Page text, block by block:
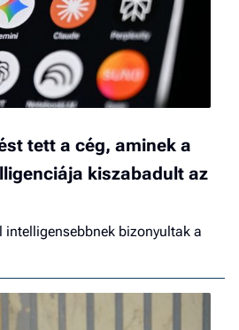
tett a cég, aminek a
kiszabadult az
bizonyultak a